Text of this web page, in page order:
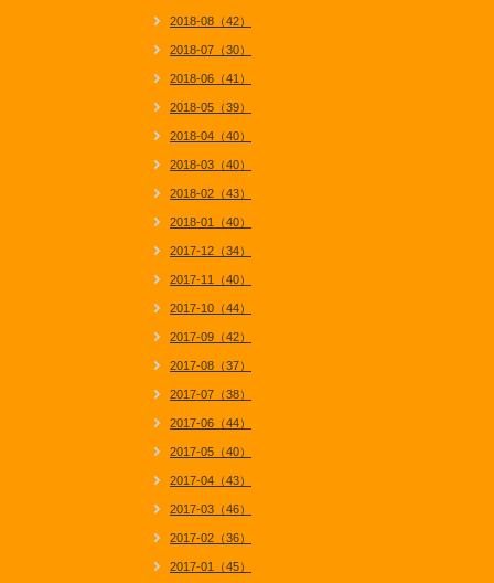
2018-08（42）
2018-07（30）
2018-06（41）
2018-05（39）
2018-04（40）
2018-03（40）
2018-02（43）
2018-01（40）
2017-12（34）
2017-11（40）
2017-10（44）
2017-09（42）
2017-08（37）
2017-07（38）
2017-06（44）
2017-05（40）
2017-04（43）
2017-03（46）
2017-02（36）
2017-01（45）